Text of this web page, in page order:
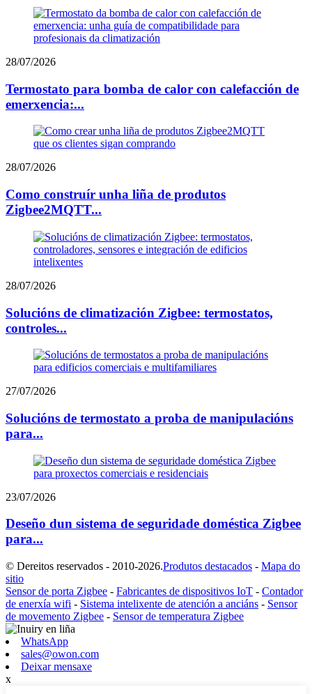
28/07/2026
Termostato para bomba de calor con calefacción de
emerxencia:...
28/07/2026
Como construír unha liña de produtos
Zigbee2MQTT...
28/07/2026
Solucións de climatización Zigbee: termostatos,
controles...
27/07/2026
Solucións de termostato a proba de manipulacións
para...
23/07/2026
Deseño dun sistema de seguridade doméstica Zigbee
para...
© Dereitos reservados - 2010-2026.Produtos destacados - Mapa do
sitio
Sensor de porta Zigbee - Fabricantes de dispositivos IoT - Contador
de enerxía wifi - Sistema intelixente de atención a anciáns - Sensor
de movemento Zigbee - Sensor de temperatura Zigbee
WhatsApp
sales@owon.com
Deixar mensaxe
x